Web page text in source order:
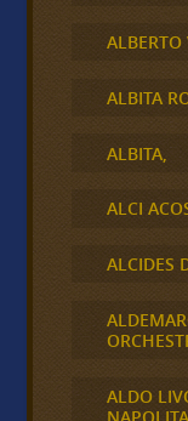
ALBERTO
ALBITA
ALBITA,
ALCI
ALCIDES
ALDO